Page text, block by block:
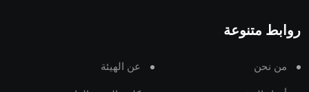
روابط متنوعة
من نحن عن الهيئة